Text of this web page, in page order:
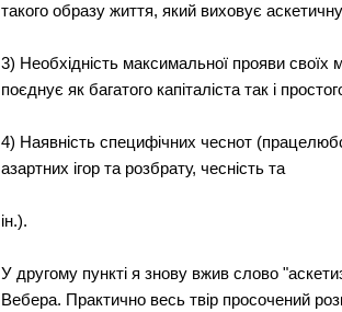
такого образу життя, який виховує
3) Необхідність максимальної прояви своїх
поєднує як багатого капіталіста так і
4) Наявність специфічних чеснот
азартних ігор та розбрату, чесність та
ін.).
У другому пункті я знову вжив слово
Вебера. Практично весь твір просочений